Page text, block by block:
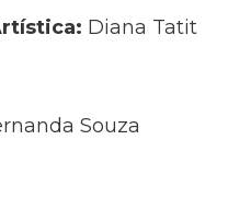
Diana Tatit
Souza